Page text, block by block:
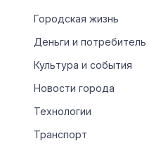
Городская жизнь
Деньги и потребитель
Культура и события
Новости города
Технологии
Транспорт